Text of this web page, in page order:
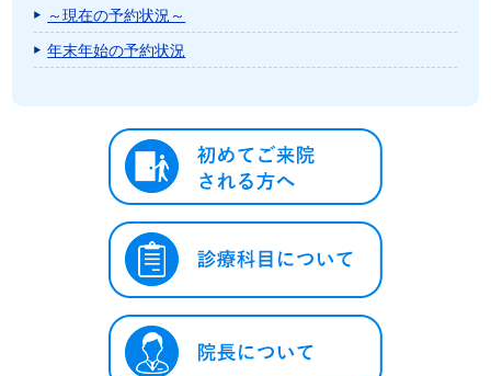
～現在の予約状況～
年末年始の予約状況